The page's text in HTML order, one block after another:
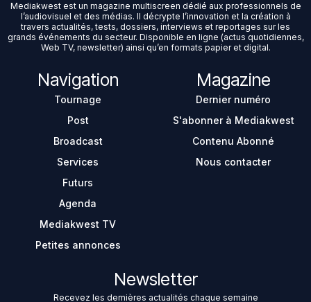
Mediakwest est un magazine multiscreen dédié aux professionnels de
l’audiovisuel et des médias. Il décrypte l’innovation et la création à
travers actualités, tests, dossiers, interviews et reportages sur les
grands événements du secteur. Disponible en ligne (actus quotidiennes,
Web TV, newsletter) ainsi qu’en formats papier et digital.
Navigation
Tournage
Post
Broadcast
Services
Futurs
Agenda
Mediakwest TV
Petites annonces
Magazine
Dernier numéro
S'abonner à Mediakwest
Contenu Abonné
Nous contacter
Newsletter
Recevez les dernières actualités chaque semaine